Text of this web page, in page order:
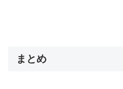
まとめ